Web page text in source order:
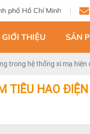
GIỚI THIỆU SẢN
trong hệ thống xi mạ hiện
TIÊU HAO